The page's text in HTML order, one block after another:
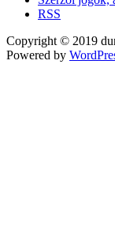
RSS
Copyright © 2019
Powered by